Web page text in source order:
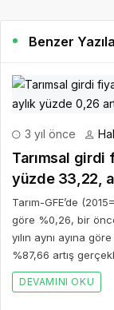
Benzer
3 yıl önce
Tarımsal girdi
yüzde 33,22,
Tarım-GFE’de
göre %0,26, bir
yılın aynı ayına
%87,66 artış
DEVAMINI OKU